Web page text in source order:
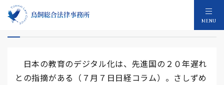
MENU
教育のデジタル化の遅れの根本的な原因
日本の教育のデジタル化は、先進国の２０年遅れ
との指摘がある（７月７日日経コラム）。さしずめ